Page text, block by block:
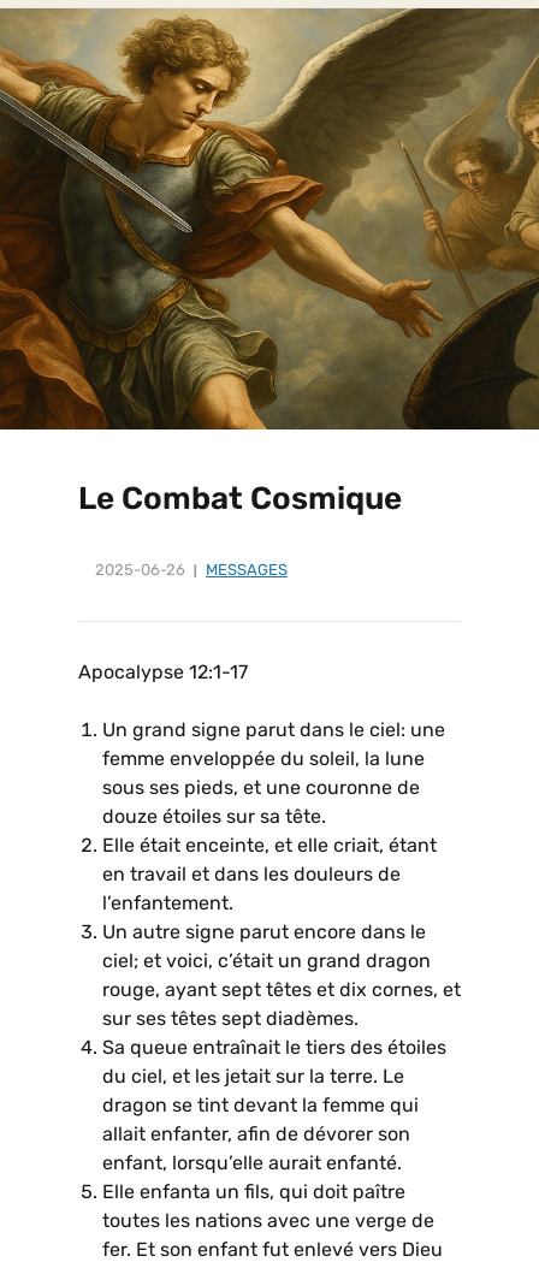
Le Combat Cosmique
2025-06-26 MESSAGES
Apocalypse 12:1-17
Un grand signe parut dans le ciel: une
femme enveloppée du soleil, la lune
sous ses pieds, et une couronne de
douze étoiles sur sa tête.
Elle était enceinte, et elle criait, étant
en travail et dans les douleurs de
l’enfantement.
Un autre signe parut encore dans le
ciel; et voici, c’était un grand dragon
rouge, ayant sept têtes et dix cornes, et
sur ses têtes sept diadèmes.
Sa queue entraînait le tiers des étoiles
du ciel, et les jetait sur la terre. Le
dragon se tint devant la femme qui
allait enfanter, afin de dévorer son
enfant, lorsqu’elle aurait enfanté.
Elle enfanta un fils, qui doit paître
toutes les nations avec une verge de
fer. Et son enfant fut enlevé vers Dieu